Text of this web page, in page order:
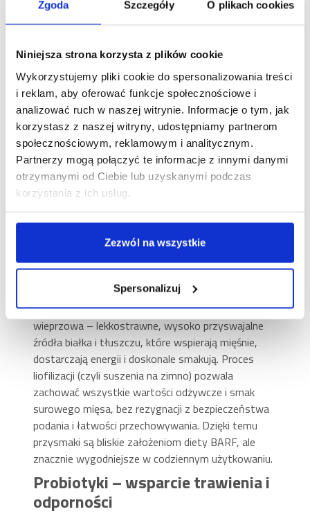
Zgoda Szczegóły O plikach cookies
Niniejsza strona korzysta z plików cookie
Wykorzystujemy pliki cookie do spersonalizowania treści
i reklam, aby oferować funkcje społecznościowe i
analizować ruch w naszej witrynie. Informacje o tym, jak
korzystasz z naszej witryny, udostępniamy partnerom
społecznościowym, reklamowym i analitycznym.
Partnerzy mogą połączyć te informacje z innymi danymi
otrzymanymi od Ciebie lub uzyskanymi podczas
korzystania z ich usług.
Zezwól na wszystkie
Spersonalizuj
Problemy z trawieniem? Wrażliwy żołądek? A może
tylko będzie smaczna, ale wpłynie pozytywnie na
jego kondycję? Bez względu na powód, którym się
kierujesz, Brit Raw Treat Digestion na pewno
odpowie na Twoje potrzeby! Ta lekkostrawna,
liofilizowana przekąska powstała z myślą o
wsparciu trawienia i prawidłowego funkcjonowania
układu pokarmowego. Jej lekka forma i wyjątkowy
skład sprawiają, że stanowi świetną nagrodę,
topper do karmy albo smakołyk idealny na spacer –
Formuła z kurczakiem i wątróbką
wieprzową - 96% świeżego mięsa
i organów
Aż 96% składu Brit Raw Treat Dog Digestion
stanowi świeże mięso z kurczaka oraz wątróbka
wieprzowa – lekkostrawne, wysoko przyswajalne
źródła białka i tłuszczu, które wspierają mięśnie,
dostarczają energii i doskonale smakują. Proces
liofilizacji (czyli suszenia na zimno) pozwala
zachować wszystkie wartości odżywcze i smak
surowego mięsa, bez rezygnacji z bezpieczeństwa
podania i łatwości przechowywania. Dzięki temu
przysmaki są bliskie założeniom diety BARF, ale
znacznie wygodniejsze w codziennym użytkowaniu.
Probiotyki – wsparcie trawienia i
odporności